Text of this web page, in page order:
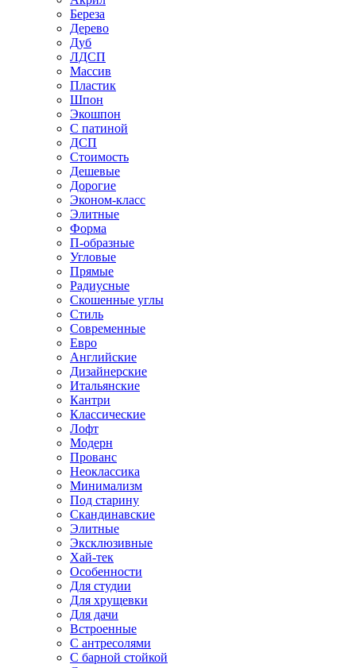
Береза
Дерево
Дуб
ЛДСП
Массив
Пластик
Шпон
Экошпон
С патиной
ДСП
Стоимость
Дешевые
Дорогие
Эконом-класс
Элитные
Форма
П-образные
Угловые
Прямые
Радиусные
Скошенные углы
Стиль
Современные
Евро
Английские
Дизайнерские
Итальянские
Кантри
Классические
Лофт
Модерн
Прованс
Неоклассика
Минимализм
Под старину
Скандинавские
Элитные
Эксклюзивные
Хай-тек
Особенности
Для студии
Для хрущевки
Для дачи
Встроенные
С антресолями
С барной стойкой